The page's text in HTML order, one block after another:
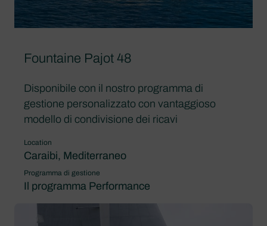
Fountaine Pajot 48
Disponibile con il nostro programma di
gestione personalizzato con vantaggioso
modello di condivisione dei ricavi
Location
Caraibi, Mediterraneo
Programma di gestione
Il programma Performance